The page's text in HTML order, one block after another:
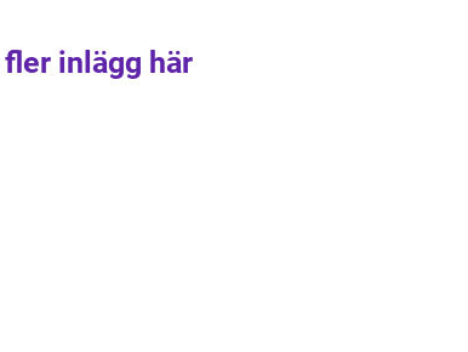
fler inlägg här